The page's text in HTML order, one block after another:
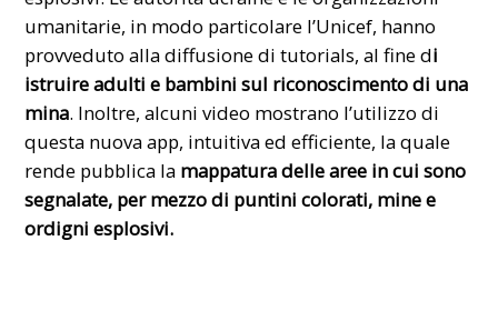
umanitarie, in modo particolare l’Unicef, hanno
provveduto alla diffusione di tutorials, al fine di
istruire adulti e bambini sul riconoscimento di una
mina. Inoltre, alcuni video mostrano l’utilizzo di
questa nuova app, intuitiva ed efficiente, la quale
rende pubblica la mappatura delle aree in cui sono
segnalate, per mezzo di puntini colorati, mine e
ordigni esplosivi.